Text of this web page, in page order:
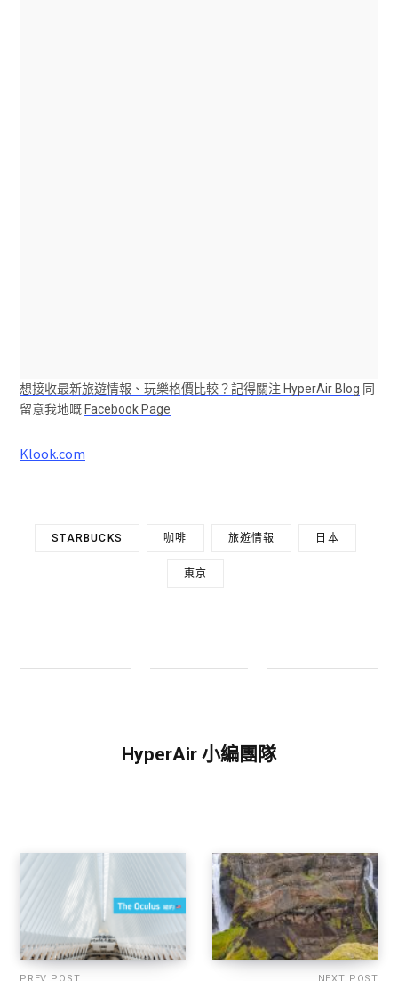
想接收最新旅遊情報、玩樂格價比較？記得關注 HyperAir Blog 同
留意我地嘅 Facebook Page
Klook.com
STARBUCKS 咖啡 旅遊情報 日本
東京
HyperAir 小編團隊
PREV POST NEXT POST